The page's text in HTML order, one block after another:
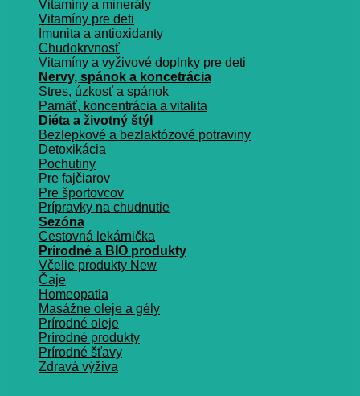
Vitamíny a minerály
Vitamíny pre deti
Imunita a antioxidanty
Chudokrvnosť
Vitamíny a vyživové doplnky pre deti
Nervy, spánok a koncetrácia
Stres, úzkosť a spánok
Pamäť, koncentrácia a vitalita
Diéta a životný štýl
Bezlepkové a bezlaktózové potraviny
Detoxikácia
Pochutiny
Pre fajčiarov
Pre športovcov
Prípravky na chudnutie
Sezóna
Cestovná lekárnička
Prírodné a BIO produkty
Včelie produkty
Čaje
Homeopatia
Masážne oleje a gély
Prírodné oleje
Prírodné produkty
Prírodné šťavy
Zdravá výživa